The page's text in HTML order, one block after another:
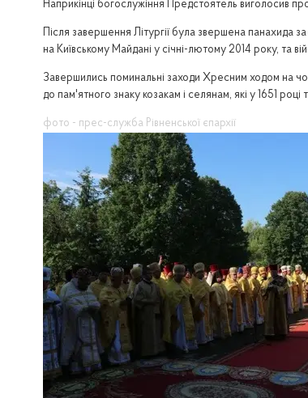
Наприкінці богослужіння Предстоятель виголосив
Після завершення Літургії була звершена панахида за
на Київському Майдані у січні-лютому 2014 року, та
Завершились поминальні заходи Хресним ходом на
до пам'ятного знаку козакам і селянам, які у 1651
фото - прес-служба Рівненської єпархії